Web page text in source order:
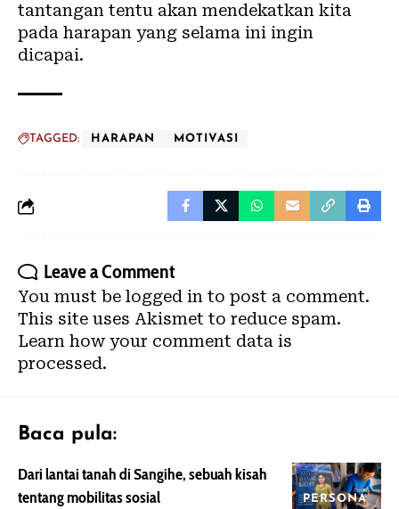
tantangan tentu akan mendekatkan kita
pada harapan yang selama ini ingin
dicapai.
TAGGED: HARAPAN MOTIVASI
Leave a Comment
You must be logged in to post a comment.
This site uses Akismet to reduce spam.
Learn how your comment data is
processed.
Baca pula:
PERSONA
Dari lantai tanah di Sangihe, sebuah kisah
tentang mobilitas sosial